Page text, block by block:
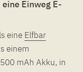
Einweg E-
eine Elfbar
einem
mAh Akku, in